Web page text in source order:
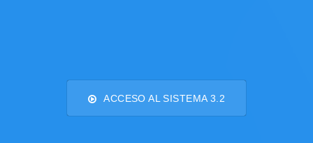
ACCESO AL SISTEMA 3.2